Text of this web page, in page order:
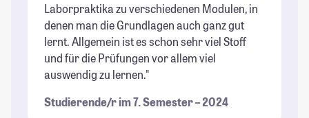
Laborpraktika zu verschiedenen Modulen, in
denen man die Grundlagen auch ganz gut
lernt. Allgemein ist es schon sehr viel Stoff
und für die Prüfungen vor allem viel
auswendig zu lernen."
Studierende/r im 7. Semester – 2024